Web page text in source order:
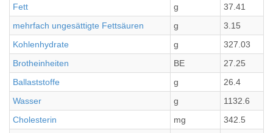
Fett
g
37.41
mehrfach ungesättigte Fettsäuren
g
3.15
Kohlenhydrate
g
327.03
Brotheinheiten
BE
27.25
Ballaststoffe
g
26.4
Wasser
g
1132.6
Cholesterin
mg
342.5